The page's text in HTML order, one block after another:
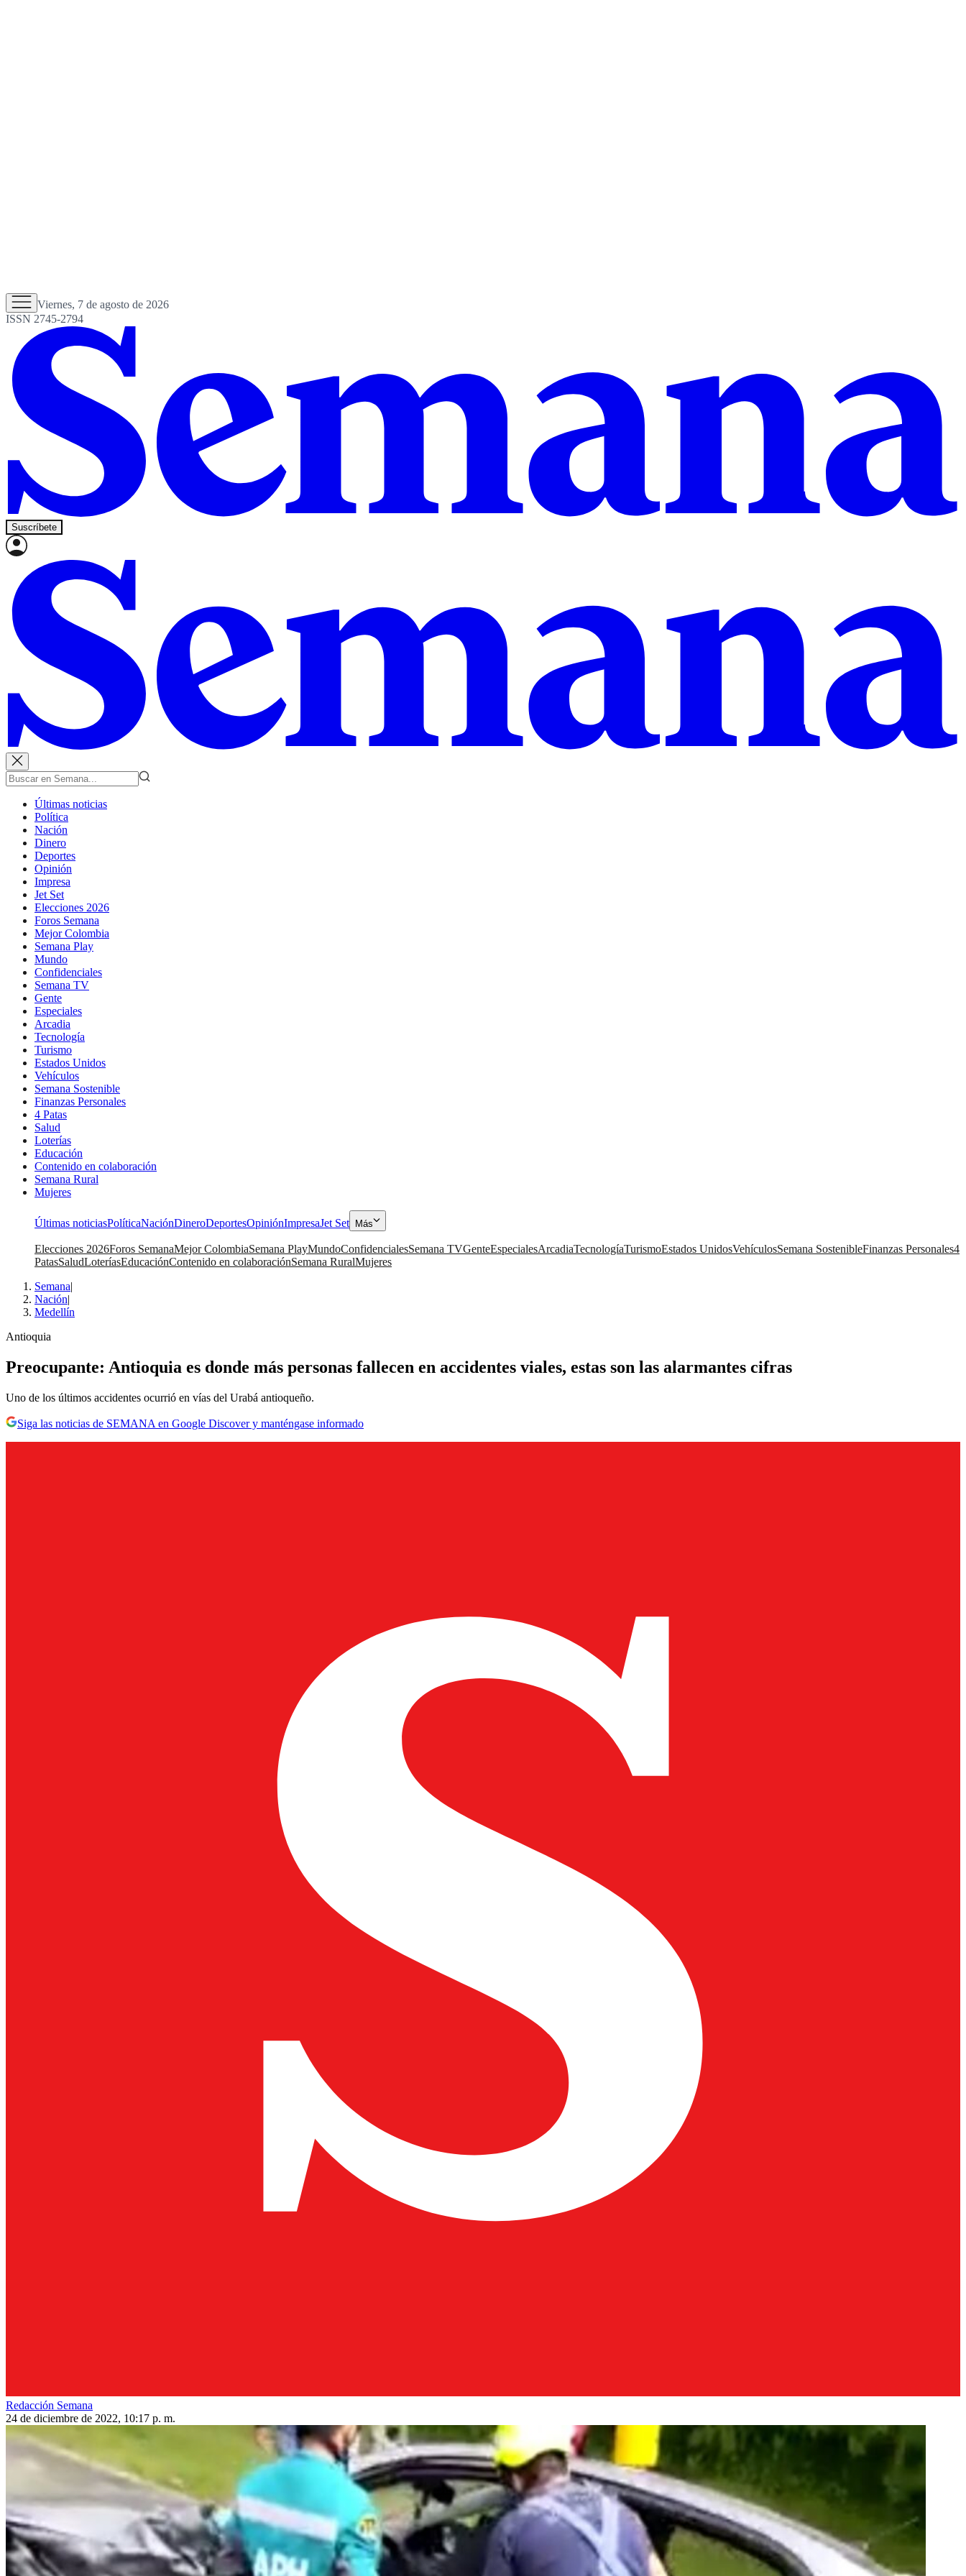
Viernes, 7 de agosto de 2026
ISSN 2745-2794
Suscríbete
Últimas noticias
Política
Nación
Dinero
Deportes
Opinión
Impresa
Jet Set
Elecciones 2026
Foros Semana
Mejor Colombia
Semana Play
Mundo
Confidenciales
Semana TV
Gente
Especiales
Arcadia
Tecnología
Turismo
Estados Unidos
Vehículos
Semana Sostenible
Finanzas Personales
4 Patas
Salud
Loterías
Educación
Contenido en colaboración
Semana Rural
Mujeres
Últimas noticiasPolíticaNaciónDineroDeportesOpiniónImpresaJet Set Más
Elecciones 2026Foros SemanaMejor ColombiaSemana PlayMundoConfidencialesSemana TVGenteEspecialesArcadiaTecnologíaTurismoEstados UnidosVehículosSemana SostenibleFinanzas Personales4
PatasSaludLoteríasEducaciónContenido en colaboraciónSemana RuralMujeres
Semana|
Nación|
Medellín
Antioquia
Preocupante: Antioquia es donde más personas fallecen en accidentes viales, estas son las alarmantes cifras
Uno de los últimos accidentes ocurrió en vías del Urabá antioqueño.
Siga las noticias de SEMANA en Google Discover y manténgase informado
Redacción Semana
24 de diciembre de 2022, 10:17 p. m.